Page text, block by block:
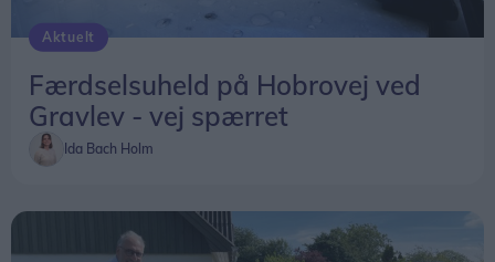
Aktuelt
Færdselsuheld på Hobrovej ved
Gravlev - vej spærret
Ida Bach Holm